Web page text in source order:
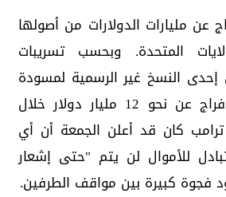
عن مليارات الدولارات من أصولها
المتحدة. وبحسب تسريبات
إحدى النسخ غير الرسمية لمسودة
التفاهم تتضمن الإفراج عن نحو 12 مليار دولار خلال
كان قد أعلن الجمعة أن أي
للأموال لن يتم "حتى إشعار
فجوة كبيرة بين مواقف الطرفين.